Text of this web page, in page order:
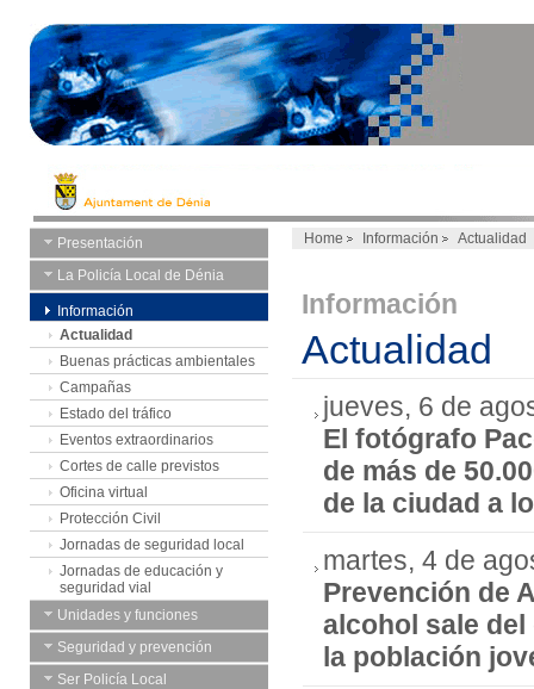
Presentación
La Policía Local de Dénia
Información
Actualidad
Buenas prácticas ambientales
Campañas
Estado del tráfico
Eventos extraordinarios
Cortes de calle previstos
Oficina virtual
Protección Civil
Jornadas de seguridad local
Jornadas de educación y
seguridad vial
Unidades y funciones
Seguridad y prevención
Ser Policía Local
Home Información Actualidad
Información
Actualidad
jueves, 6 de
El fotógrafo
de más de
de la ciudad a
martes, 4 de
Prevención de
alcohol sale
la población